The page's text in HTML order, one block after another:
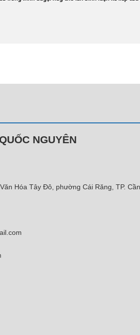
NGUYÊN
Hóa Tây Đô, phường Cái Răng, TP.